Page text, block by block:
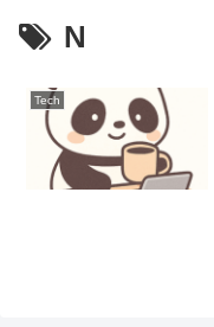
N
Tech